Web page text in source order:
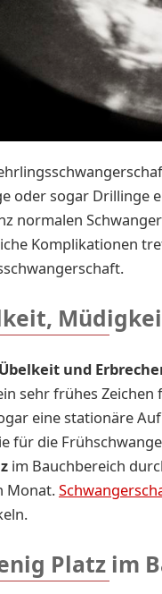
oder sogar Drillinge
normalen
Komplikationen
Übelkeit und
sehr frühes
eine stationäre
für die
im Bauchbereich
Monat.
Platz im